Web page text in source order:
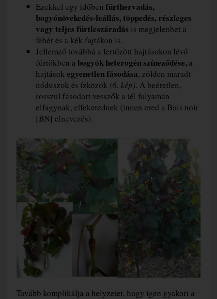
Ezekkel egy időben fürthervadás,
bogyónövekedés-leállás, töppedés, részleges
vagy teljes fürtleszáradás is megjelenhet a
fehér és a kék fajtákon is.
Jellemző továbbá a fertőzött hajtásokon lévő
fürtökben a bogyók heterogén színeződése, a
hajtások egyenetlen fásodása, zölden maradt
nóduszok és ízközök (6. kép). A beéretlen,
rosszul fásodott vesszők a tél folyamán
elfagynak, elfeketednek (innen ered a Bois noir
[BN] elnevezés).
Tovább komplikálja a helyzetet, hogy igen gyakori a